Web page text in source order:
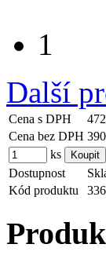
1
Další
Cena s DPH
Cena bez DPH
ks
Dostupnost
Kód produktu